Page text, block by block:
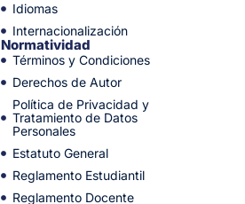
Idiomas
Internacionalización
Normatividad
Términos y Condiciones
Derechos de Autor
Política de Privacidad y
Tratamiento de Datos
Personales
Estatuto General
Reglamento Estudiantil
Reglamento Docente